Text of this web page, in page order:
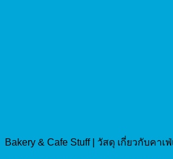
Bakery & Cafe Stuff | วัสดุ เกี่ยวกับคาเ